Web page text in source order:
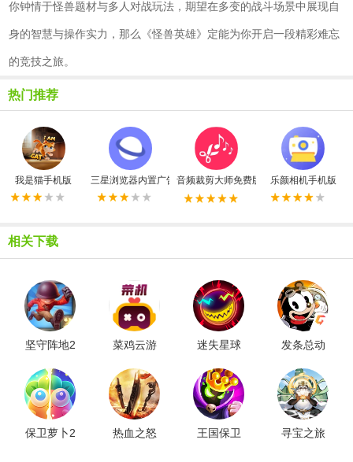
你钟情于怪兽题材与多人对战玩法，期望在多变的战斗场景中展现自
身的智慧与操作实力，那么《怪兽英雄》定能为你开启一段精彩难忘
的竞技之旅。
热门推荐
我是猫手机版 三星浏览器内置广告拦截器最新版
音频裁剪大师免费版 乐颜相机手机版
相关下载
坚守阵地2
菜鸡云游
迷失星球
发条总动
保卫萝卜2
热血之怒
王国保卫
寻宝之旅